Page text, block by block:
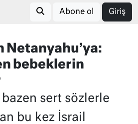
Abone ol Giriş
Netanyahu’ya:
bebeklerin
sert sözlerle
bu kez İsrail